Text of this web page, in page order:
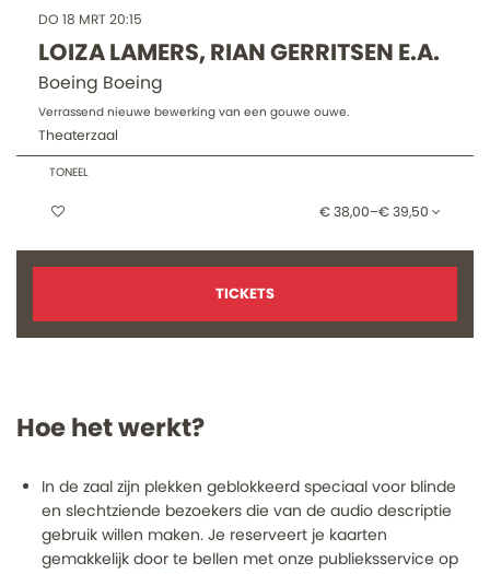
LOIZA LAMERS, RIAN GERRITSEN E.A.
Boeing Boeing
DO 18 MRT 20:15
Verrassend nieuwe bewerking van een gouwe ouwe.
Theaterzaal
TONEEL
€ 38,00–€ 39,50
TICKETS
Hoe het werkt?
In de zaal zijn plekken geblokkeerd speciaal voor blinde
en slechtziende bezoekers die van de audio descriptie
gebruik willen maken. Je reserveert je kaarten
gemakkelijk door te bellen met onze publieksservice op